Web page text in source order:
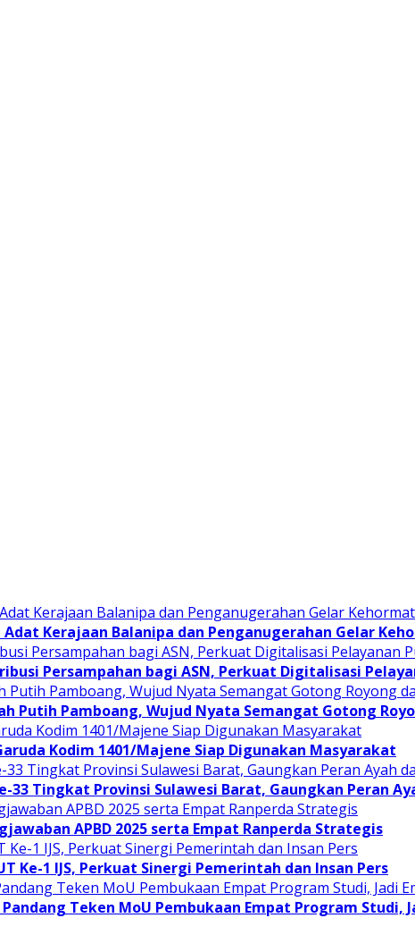
Kerajaan Balanipa dan Penganugerahan Gelar
Persampahan bagi ASN, Perkuat Digitalisasi
Putih Pamboang, Wujud Nyata Semangat Gotong
Kodim 1401/Majene Siap Digunakan Masyarakat
33 Tingkat Provinsi Sulawesi Barat, Gaungkan Peran
APBD 2025 serta Empat Ranperda Strategis
Ke-1 IJS, Perkuat Sinergi Pemerintah dan Insan Pers
Teken MoU Pembukaan Empat Program